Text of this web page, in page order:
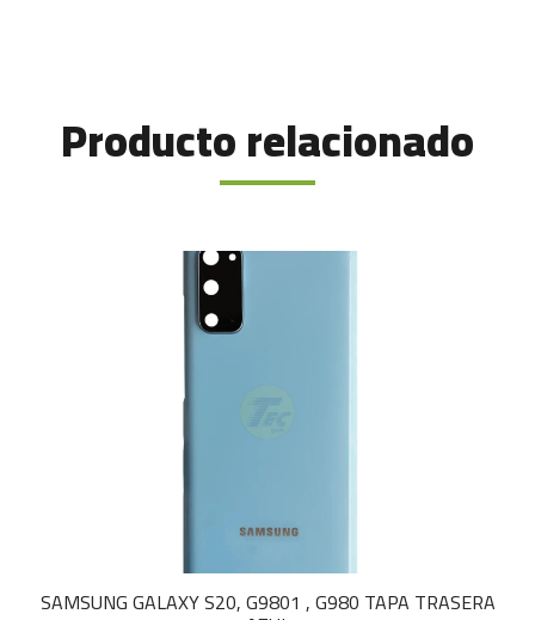
Producto relacionado
SAMSUNG GALAXY S20, G9801 , G980 TAPA TRASERA